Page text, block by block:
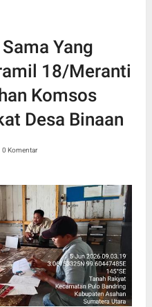
Yang
18/Meranti
Komsos
Desa Binaan
0 Komentar